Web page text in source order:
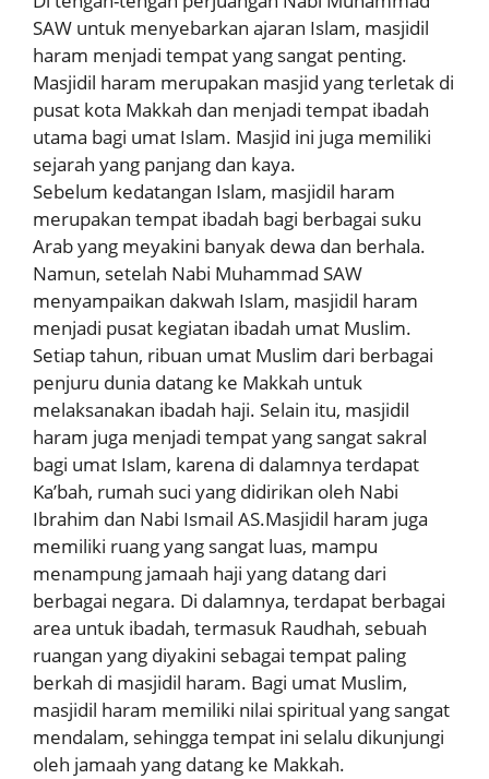
SAW untuk menyebarkan ajaran Islam, masjidil
haram menjadi tempat yang sangat penting.
Masjidil haram merupakan masjid yang terletak di
pusat kota Makkah dan menjadi tempat ibadah
utama bagi umat Islam. Masjid ini juga memiliki
sejarah yang panjang dan kaya.
Sebelum kedatangan Islam, masjidil haram
merupakan tempat ibadah bagi berbagai suku
Arab yang meyakini banyak dewa dan berhala.
Namun, setelah Nabi Muhammad SAW
menyampaikan dakwah Islam, masjidil haram
menjadi pusat kegiatan ibadah umat Muslim.
Setiap tahun, ribuan umat Muslim dari berbagai
penjuru dunia datang ke Makkah untuk
melaksanakan ibadah haji. Selain itu, masjidil
haram juga menjadi tempat yang sangat sakral
bagi umat Islam, karena di dalamnya terdapat
Ka’bah, rumah suci yang didirikan oleh Nabi
Ibrahim dan Nabi Ismail AS.Masjidil haram juga
memiliki ruang yang sangat luas, mampu
menampung jamaah haji yang datang dari
berbagai negara. Di dalamnya, terdapat berbagai
area untuk ibadah, termasuk Raudhah, sebuah
ruangan yang diyakini sebagai tempat paling
berkah di masjidil haram. Bagi umat Muslim,
masjidil haram memiliki nilai spiritual yang sangat
mendalam, sehingga tempat ini selalu dikunjungi
oleh jamaah yang datang ke Makkah.